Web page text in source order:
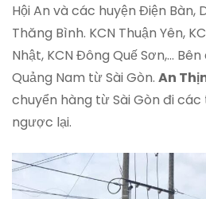
Hội An và các huyện Điện Bàn,
Thăng Bình. KCN Thuận Yên,
Nhật, KCN Đông Quế Sơn,…
Quảng Nam từ Sài Gòn. An
chuyển hàng từ Sài Gòn đi
ngược lại.